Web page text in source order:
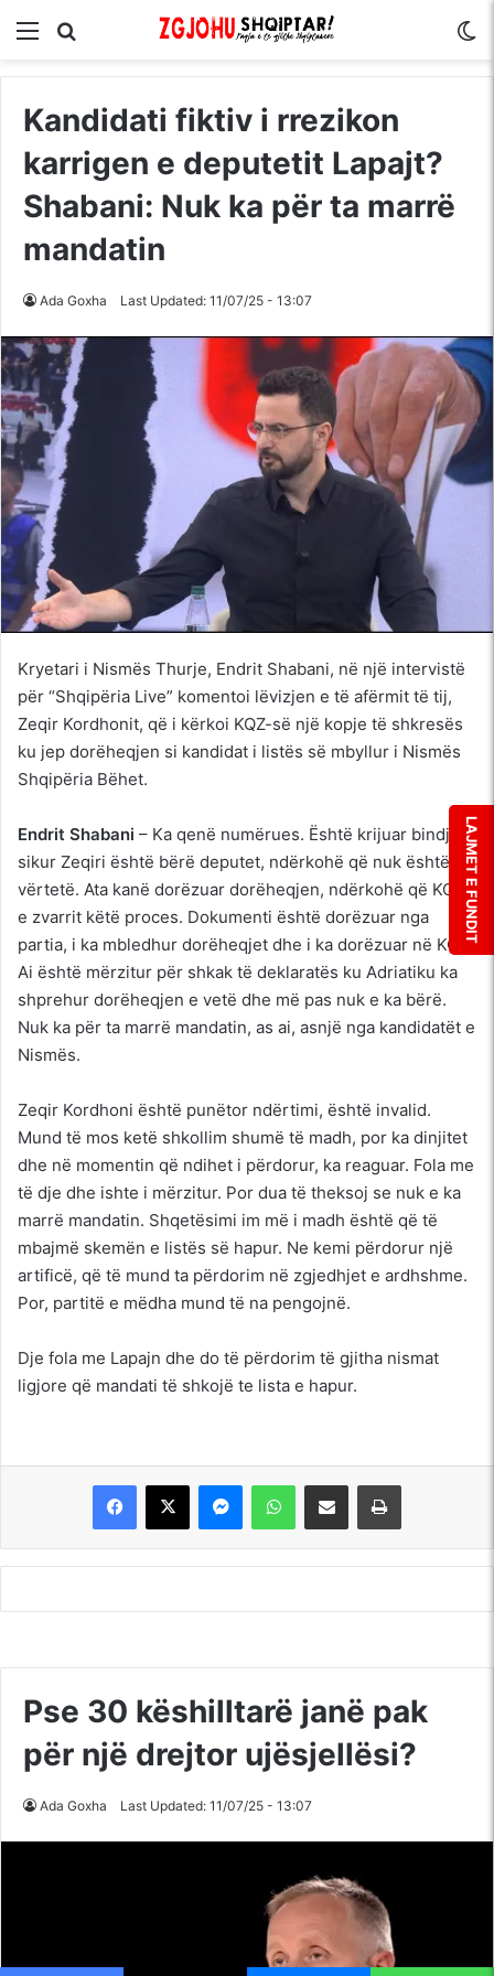
Menu
Kandidati fiktiv i rrezikon
karrigen e deputetit Lapajt?
Shabani: Nuk ka për ta marrë
mandatin
Ada Goxha Last Updated: 11/07/25 - 13:07
Kryetari i Nismës Thurje, Endrit Shabani, në një intervistë
për “Shqipëria Live” komentoi lëvizjen e të afërmit të tij,
Zeqir Kordhonit, që i kërkoi KQZ-së një kopje të shkresës
ku jep dorëheqjen si kandidat i listës së mbyllur i Nismës
Shqipëria Bëhet.
Endrit Shabani – Ka qenë numërues. Është krijuar bindja
sikur Zeqiri është bërë deputet, ndërkohë që nuk është e
vërtetë. Ata kanë dorëzuar dorëheqjen, ndërkohë që KQZ
e zvarrit këtë proces. Dokumenti është dorëzuar nga
partia, i ka mbledhur dorëheqjet dhe i ka dorëzuar në KQZ.
Ai është mërzitur për shkak të deklaratës ku Adriatiku ka
shprehur dorëheqjen e vetë dhe më pas nuk e ka bërë.
Nuk ka për ta marrë mandatin, as ai, asnjë nga kandidatët e
Nismës.
Zeqir Kordhoni është punëtor ndërtimi, është invalid.
Mund të mos ketë shkollim shumë të madh, por ka dinjitet
dhe në momentin që ndihet i përdorur, ka reaguar. Fola me
të dje dhe ishte i mërzitur. Por dua të theksoj se nuk e ka
marrë mandatin. Shqetësimi im më i madh është që të
mbajmë skemën e listës së hapur. Ne kemi përdorur një
artificë, që të mund ta përdorim në zgjedhjet e ardhshme.
Por, partitë e mëdha mund të na pengojnë.
Dje fola me Lapajn dhe do të përdorim të gjitha nismat
ligjore që mandati të shkojë te lista e hapur.
LAJMET E FUNDIT